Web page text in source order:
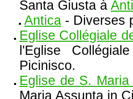
Santa Giusta à
Antica - Diverses
Eglise Collégiale
l'Eglise
Picinisco.
Eglise de S.
Maria Assunta in